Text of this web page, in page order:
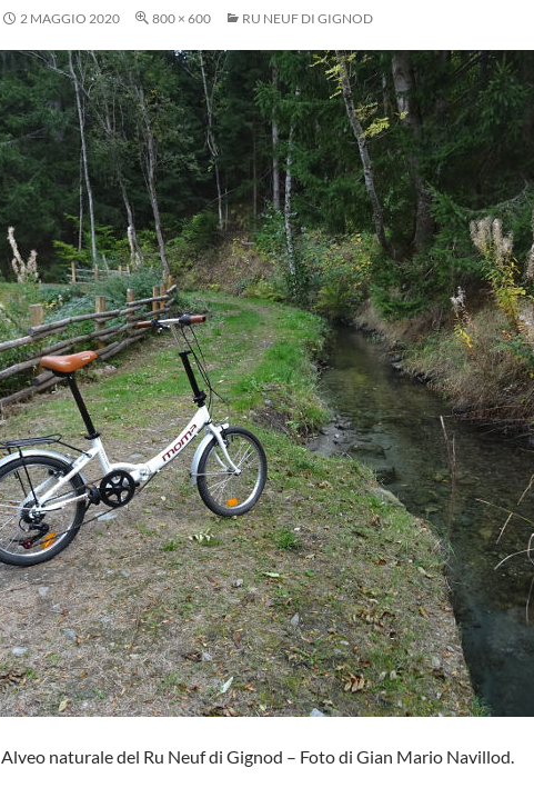
2 MAGGIO 2020 800 × 600 RU NEUF DI GIGNOD
Alveo naturale del Ru Neuf di Gignod – Foto di Gian Mario Navillod.